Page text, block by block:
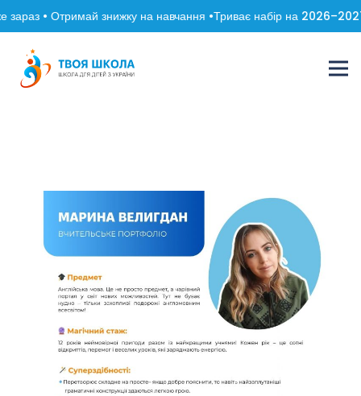
• Отримай знижку на навчання • Триває набір на 2026–2027